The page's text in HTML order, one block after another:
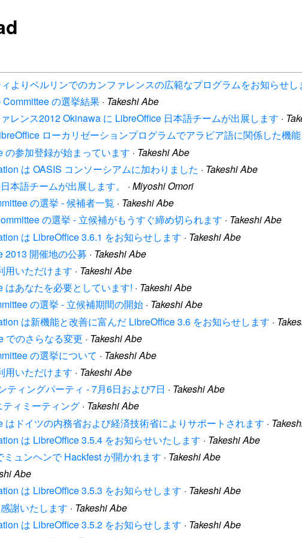
よりベルリンでのカンファレンスの広範なプログラムをお知らせし
の選挙結果 · Takeshi Abe
レンス2012 Okinawa に LibreOffice 日本語チームが出展します ·
ローカリゼーションプログラムでアラビア語に関係した機
の参加登録が始まっています · Takeshi Abe
は OASIS コンソーシアムに加わりました · Takeshi Abe
本語チームが出展します。
· Miyoshi Omori
の選挙 - 候補者一覧 · Takeshi Abe
の選挙 - 立候補がもうすぐ締め切られます · Takeshi Abe
は LibreOffice 3.6.1 をお知らせします · Takeshi Abe
2013 開催地の公募 · Takeshi Abe
用いただけます · Takeshi Abe
はあなたを必要としています! · Takeshi Abe
の選挙 - 立候補期間の開始 · Takeshi Abe
は新機能と改善に富んだ LibreOffice 3.6 をお知らせします ·
でのさらなる変更 · Takeshi Abe
の選挙について · Takeshi Abe
用いただけます · Takeshi Abe
ティングパーティ - 7月6日および7日 · Takeshi Abe
ィミーティング · Takeshi Abe
ドイツの内務省および経済技術省によりサポートされます ·
は LibreOffice 3.5.4 をお知らせいたします · Takeshi Abe
ュンヘンで Hackfest が開かれます · Takeshi Abe
Abe
は LibreOffice 3.5.3 をお知らせします · Takeshi Abe
謝いたします · Takeshi Abe
は LibreOffice 3.5.2 をお知らせします · Takeshi Abe